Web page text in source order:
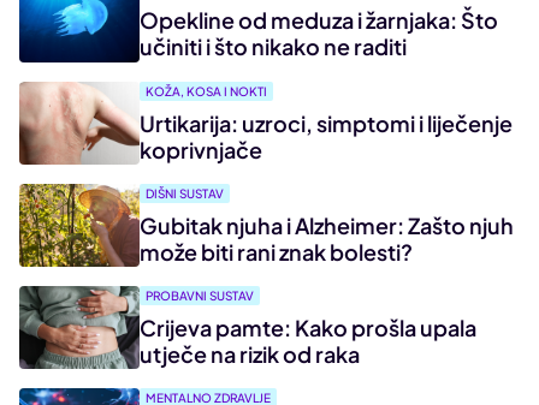
Opekline od meduza i žarnjaka: Što
učiniti i što nikako ne raditi
KOŽA, KOSA I NOKTI
Urtikarija: uzroci, simptomi i liječenje
koprivnjače
DIŠNI SUSTAV
Gubitak njuha i Alzheimer: Zašto njuh
može biti rani znak bolesti?
PROBAVNI SUSTAV
Crijeva pamte: Kako prošla upala
utječe na rizik od raka
MENTALNO ZDRAVLJE